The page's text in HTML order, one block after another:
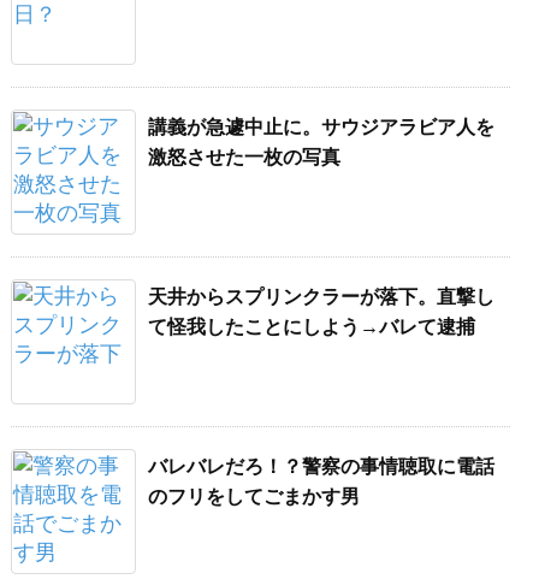
講義が急遽中止に。サウジアラビア人を
激怒させた一枚の写真
天井からスプリンクラーが落下。直撃し
て怪我したことにしよう→バレて逮捕
バレバレだろ！？警察の事情聴取に電話
のフリをしてごまかす男